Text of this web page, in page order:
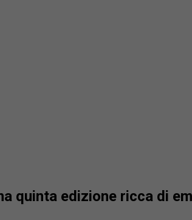
quinta edizione ricca di